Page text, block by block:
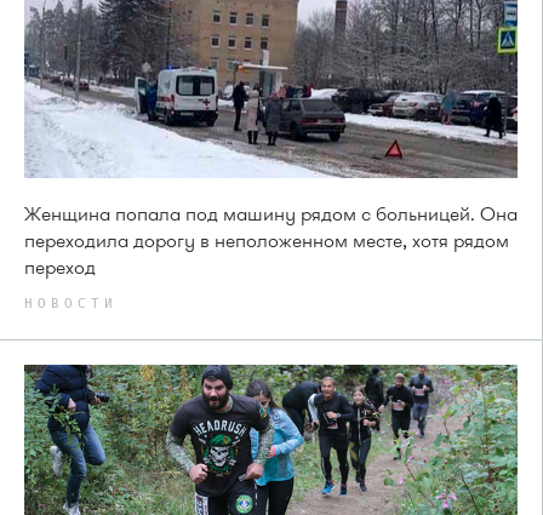
Женщина попала под машину рядом с больницей. Она
переходила дорогу в неположенном месте, хотя рядом
переход
НОВОСТИ